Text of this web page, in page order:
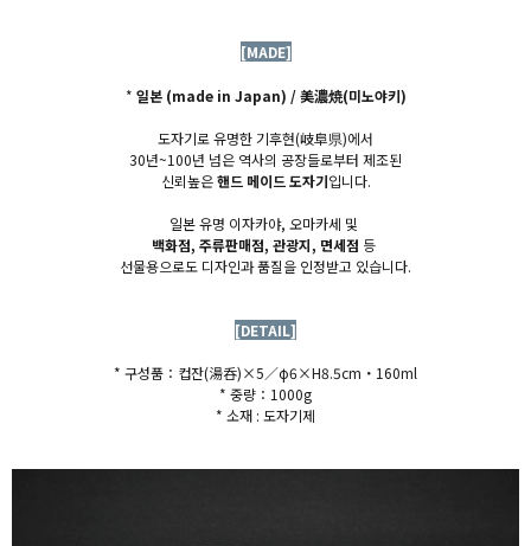
[MADE]
* 일본 (made in Japan) /美濃焼(미노야키)
도자기로 유명한 기후현(岐阜県)에서
30년~100년 넘은 역사의 공장들로부터 제조된
신뢰높은핸드 메이드 도자기입니다.
일본 유명 이자카야, 오마카세 및
백화점, 주류판매점, 관광지, 면세점 등
선물용으로도 디자인과 품질을 인정받고 있습니다.
[DETAIL]
* 구성품： 컵잔(湯呑)×5／φ6×H8.5cm・160ml
* 중량：1000g
* 소재 : 도자기제